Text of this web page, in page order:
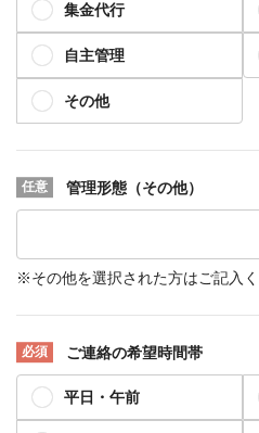
集金代行
自主管理
その他
管理形態（その他）
※その他を選択された方はご記入く
ご連絡の希望時間帯
平日・午前